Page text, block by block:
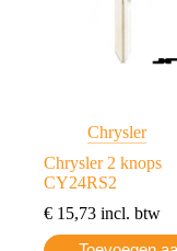
Chrysler
Chrysler 2 knops
CY24RS2
€ 15,73 incl. btw